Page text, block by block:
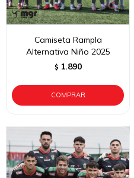
Camiseta Rampla
Alternativa Niño 2025
$ 1.890